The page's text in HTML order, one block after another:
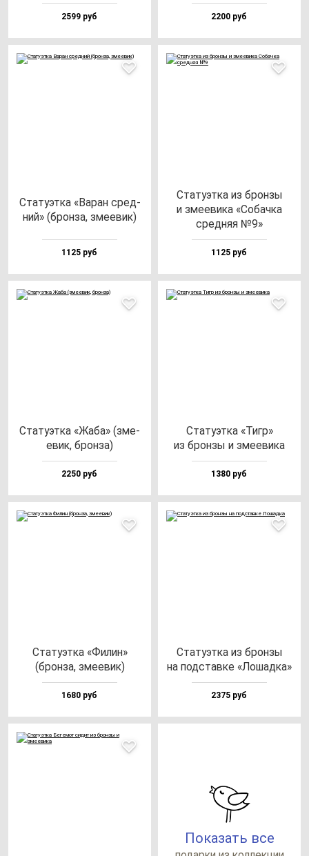
2599 руб 2200 руб
Ста­ту­эт­ка «Варан сред­
ний» (брон­за, зме­евик)
1125 руб
Ста­ту­эт­ка из брон­зы
и зме­еви­ка «Собач­ка
сред­няя №9»
1125 руб
Ста­ту­эт­ка «Жаба» (зме­
евик, брон­за)
2250 руб
Ста­ту­эт­ка «Тигр»
из брон­зы и зме­еви­ка
1380 руб
Ста­ту­эт­ка «Филин»
(брон­за, зме­евик)
1680 руб
Ста­ту­эт­ка из брон­зы
на под­став­ке «Лошад­ка»
2375 руб
Показать все